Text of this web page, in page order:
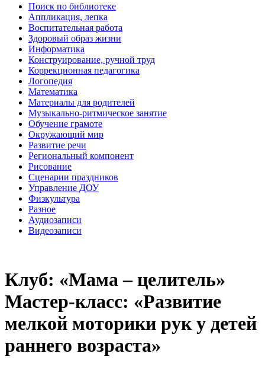
Поиск по библиотеке
Аппликация, лепка
Воспитательная работа
Здоровый образ жизни
Информатика
Конструирование, ручной труд
Коррекционная педагогика
Логопедия
Математика
Материалы для родителей
Музыкально-ритмическое занятие
Обучение грамоте
Окружающий мир
Развитие речи
Региональный компонент
Рисование
Сценарии праздников
Управление ДОУ
Физкультура
Разное
Аудиозаписи
Видеозаписи
Клуб: «Мама – целитель»
Мастер-класс: «Развитие
мелкой моторики рук у детей
раннего возраста»